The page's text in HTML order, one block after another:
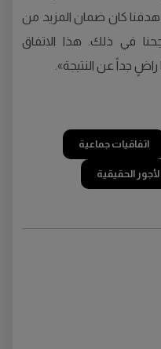
هدفنا كان ضمان المزيد من
في ذلك. هذا الاتفاق
جداً عن النتيجة».
اتفاقيات جماعية
الحقيقية